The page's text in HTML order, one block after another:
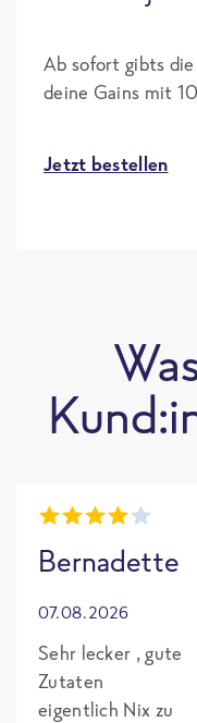
Ab sofort gibts
deine Gains mit
Jetzt bestellen
Bernadette
07.08.2026
Sehr lecker , gute
Zutaten
eigentlich Nix zu